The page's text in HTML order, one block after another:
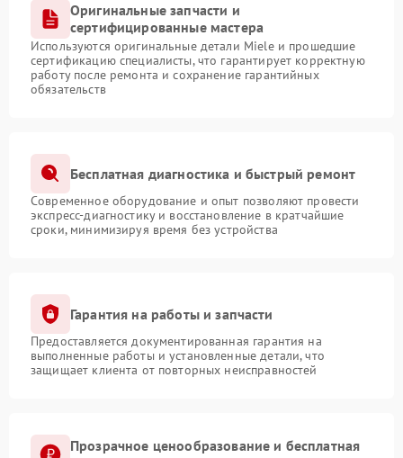
Оригинальные запчасти и
сертифицированные мастера
Используются оригинальные детали Miele и прошедшие
сертификацию специалисты, что гарантирует корректную
работу после ремонта и сохранение гарантийных
обязательств
Бесплатная диагностика и быстрый ремонт
Современное оборудование и опыт позволяют провести
экспресс-диагностику и восстановление в кратчайшие
сроки, минимизируя время без устройства
Гарантия на работы и запчасти
Предоставляется документированная гарантия на
выполненные работы и установленные детали, что
защищает клиента от повторных неисправностей
Прозрачное ценообразование и бесплатная